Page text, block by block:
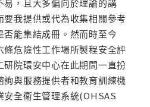
，且大多偏向於理論的講
我提供或代為收集相關參考
能集結成冊。然而時至今
條危險性工作場所製程安全評
院環安中心在此期間一直扮
與服務提供者和教育訓練機
全衛生管理系統(OHSAS